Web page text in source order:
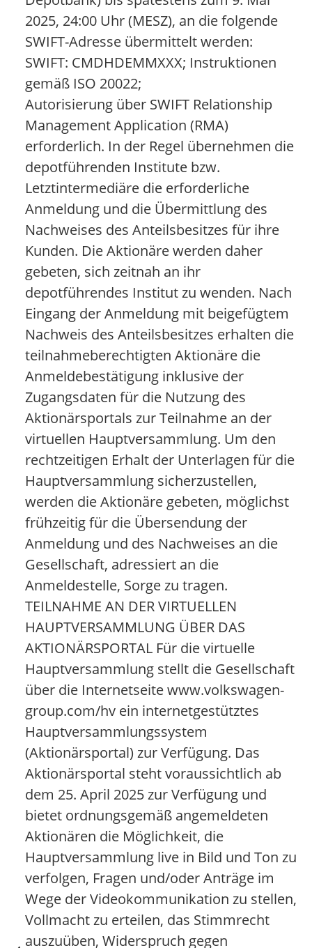
2025, 24:00 Uhr (MESZ), an die folgende
SWIFT-Adresse übermittelt werden:
SWIFT: CMDHDEMMXXX; Instruktionen
gemäß ISO 20022;
Autorisierung über SWIFT Relationship
Management Application (RMA)
erforderlich. In der Regel übernehmen die
depotführenden Institute bzw.
Letztintermediäre die erforderliche
Anmeldung und die Übermittlung des
Nachweises des Anteilsbesitzes für ihre
Kunden. Die Aktionäre werden daher
gebeten, sich zeitnah an ihr
depotführendes Institut zu wenden. Nach
Eingang der Anmeldung mit beigefügtem
Nachweis des Anteilsbesitzes erhalten die
teilnahmeberechtigten Aktionäre die
Anmeldebestätigung inklusive der
Zugangsdaten für die Nutzung des
Aktionärsportals zur Teilnahme an der
virtuellen Hauptversammlung. Um den
rechtzeitigen Erhalt der Unterlagen für die
Hauptversammlung sicherzustellen,
werden die Aktionäre gebeten, möglichst
frühzeitig für die Übersendung der
Anmeldung und des Nachweises an die
Gesellschaft, adressiert an die
Anmeldestelle, Sorge zu tragen.
TEILNAHME AN DER VIRTUELLEN
HAUPTVERSAMMLUNG ÜBER DAS
AKTIONÄRSPORTAL Für die virtuelle
Hauptversammlung stellt die Gesellschaft
über die Internetseite www.volkswagen-
group.com/hv ein internetgestütztes
Hauptversammlungssystem
(Aktionärsportal) zur Verfügung. Das
Aktionärsportal steht voraussichtlich ab
dem 25. April 2025 zur Verfügung und
bietet ordnungsgemäß angemeldeten
Aktionären die Möglichkeit, die
Hauptversammlung live in Bild und Ton zu
verfolgen, Fragen und/oder Anträge im
Wege der Videokommunikation zu stellen,
Vollmacht zu erteilen, das Stimmrecht
auszuüben, Widerspruch gegen